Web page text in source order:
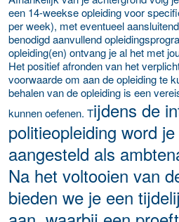
een 14-weekse opleiding voor
per week), met eventueel
benodigd aanvullend
opleiding(en) ontvang je al het met
Het positief afronden van het
voorwaarde om aan de opleiding te
behalen van de opleiding is een
kunnen oefenen. Tijdens de
politieopleiding word
aangesteld als
Na het voltooien van
bieden we je een